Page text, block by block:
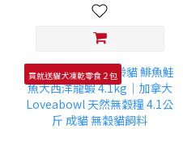
買就送貓犬凍乾零食２包